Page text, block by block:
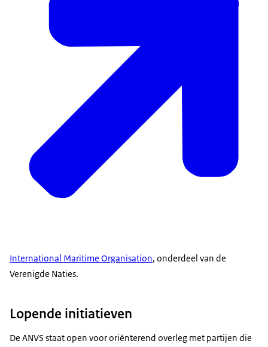
initiatiefnemers in Nederland of lokale overheden
die iets met SMR’s willen en daaruit weten we
welke ontwerpen voor ons relevant kunnen zijn.
We oriënteren ons op die ontwerpen en we geven
meteen feedback aan initiatiefnemers van waar je
aan moet denken als je in Nederland dit zou willen
ontplooien. Met het programma NIN zorgen we
ervoor dat we die kennis en ervaring ook bundelen
en dat we die kennis en ervaring die buitenlandse
regulators opdoen ook naar binnen halen."
International Maritime Organisation, onderdeel van de
Verenigde Naties.
Lopende initiatieven
De ANVS staat open voor oriënterend overleg met partijen die